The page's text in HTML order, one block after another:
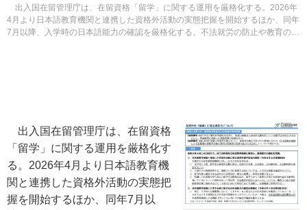
出入国在留管理庁は、在留資格「留学」に関する運用を厳格化する。2026年
4月より日本語教育機関と連携した資格外活動の実態把握を開始するほか、同年
7月以降、入学時の日本語能力の確認を厳格化する。不法就労の防止や教育の質
出入国在留管理庁は、在留資格
「留学」に関する運用を厳格化す
る。2026年4月より日本語教育機
関と連携した資格外活動の実態把
握を開始するほか、同年7月以